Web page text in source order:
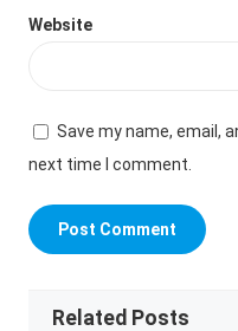
Website
Save my name, email,
next time I comment.
Related Posts